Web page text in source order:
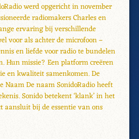
werd opgericht in november
radiomakers Charles en
ervaring bij verschillende
voor als achter de microfoon –
en liefde voor radio te bundelen
Hun missie? Een platform creëren
en kwaliteit samenkomen. De
Naam De naam SonidoRadio heeft
Sonido betekent ‘klank’ in het
aansluit bij de essentie van ons